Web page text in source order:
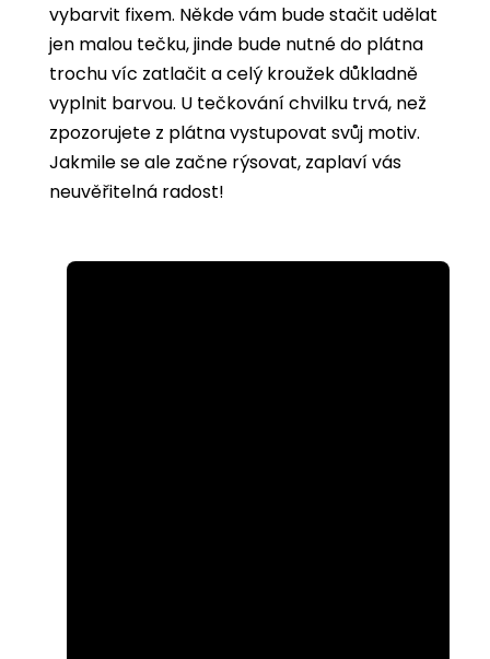
vybarvit fixem. Někde vám bude stačit udělat
jen malou tečku, jinde bude nutné do plátna
trochu víc zatlačit a celý kroužek důkladně
vyplnit barvou. U tečkování chvilku trvá, než
zpozorujete z plátna vystupovat svůj motiv.
Jakmile se ale začne rýsovat, zaplaví vás
neuvěřitelná radost!